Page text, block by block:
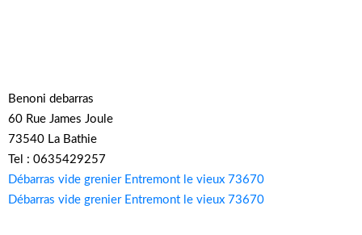
Benoni debarras
60 Rue James Joule
73540 La Bathie
Tel : 0635429257
Débarras vide grenier Entremont le vieux 73670
Débarras vide grenier Entremont le vieux 73670